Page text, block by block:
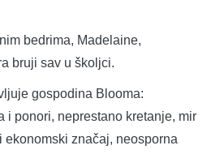
bedrima, Madelaine,
bruji sav u školjci.
gospodina Blooma:
i ponori, neprestano kretanje, mir
ekonomski značaj, neosporna